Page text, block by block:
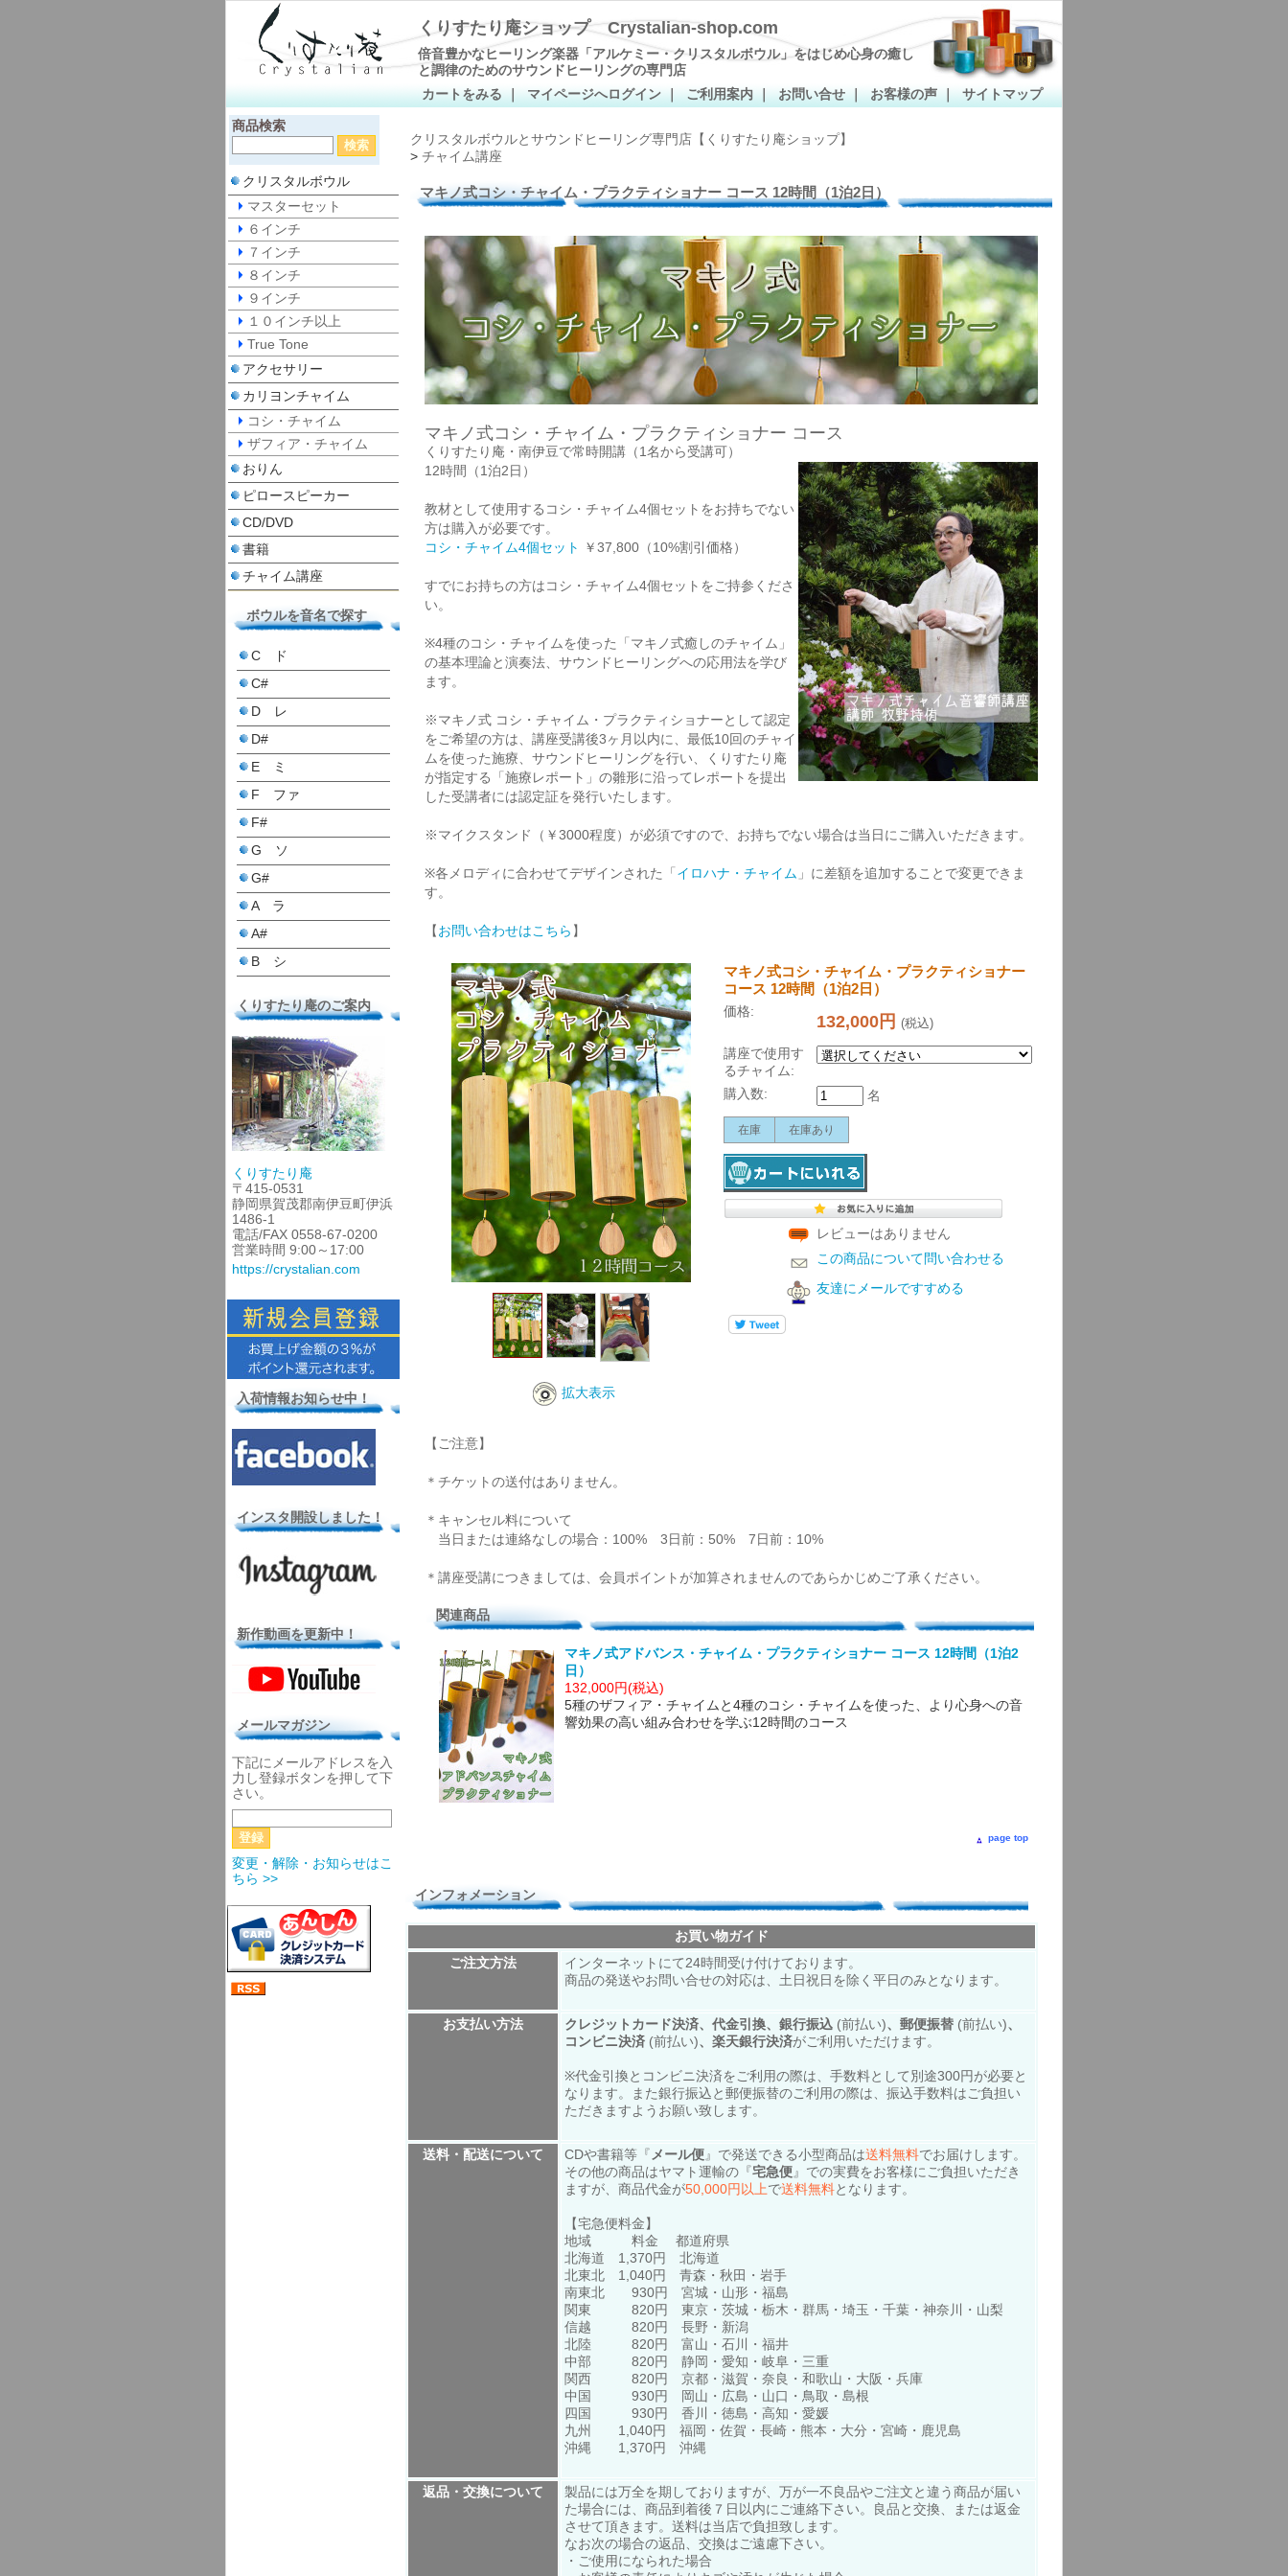
くりすたり庵ショップ Crystalian-shop.com
倍音豊かなヒーリング楽器「アルケミー・クリスタルボウル」をはじめ心身の癒し
と調律のためのサウンドヒーリングの専門店
カートをみる
マイページへログイン ご利用案内 お問い合せ お客様の声 サイトマップ
商品検索
クリスタルボウル
マスターセット
６インチ
７インチ
８インチ
９インチ
１０インチ以上
True Tone
アクセサリー
カリヨンチャイム
コシ・チャイム
ザフィア・チャイム
おりん
ピロースピーカー
CD/DVD
書籍
チャイム講座
ボウルを音名で探す
C ド
C#
D レ
D#
E ミ
F ファ
F#
G ソ
G#
A ラ
A#
B シ
くりすたり庵のご案内
くりすたり庵
〒415-0531
静岡県賀茂郡南伊豆町伊浜
1486-1
電話/FAX 0558-67-0200
営業時間 9:00～17:00
https://crystalian.com
入荷情報お知らせ中！
インスタ開設しました！
新作動画を更新中！
メールマガジン
下記にメールアドレスを入
力し登録ボタンを押して下
さい。
変更・解除・お知らせはこ
ちら >>
クリスタルボウルとサウンドヒーリング専門店【くりすたり庵ショップ】
> チャイム講座
マキノ式コシ・チャイム・プラクティショナー コース 12時間（1泊2日）
マキノ式コシ・チャイム・プラクティショナー コース
くりすたり庵・南伊豆で常時開講（1名から受講可）
12時間（1泊2日）
教材として使用するコシ・チャイム4個セットをお持ちでない
方は購入が必要です。
コシ・チャイム4個セット
￥37,800（10%割引価格）
すでにお持ちの方はコシ・チャイム4個セットをご持参くださ
い。
※4種のコシ・チャイムを使った「マキノ式癒しのチャイム」
の基本理論と演奏法、サウンドヒーリングへの応用法を学び
ます。
※マキノ式 コシ・チャイム・プラクティショナーとして認定
をご希望の方は、講座受講後3ヶ月以内に、最低10回のチャイ
ムを使った施療、サウンドヒーリングを行い、くりすたり庵
が指定する「施療レポート」の雛形に沿ってレポートを提出
した受講者には認定証を発行いたします。
※マイクスタンド（￥3000程度）が必須ですので、お持ちでない場合は当日にご購入いただきます。
※各メロディに合わせてデザインされた「 イロハナ・チャイム 」に差額を追加することで変更できま
す。
【 お問い合わせはこちら 】
拡大表示
マキノ式コシ・チャイム・プラクティショナー
コース 12時間（1泊2日）
価格:
132,000円 (税込)
講座で使用す
るチャイム:
購入数:
名
在庫 在庫あり
レビューはありません
この商品について問い合わせる
友達にメールですすめる
【ご注意】
＊チケットの送付はありません。
＊キャンセル料について
当日または連絡なしの場合：100% 3日前：50% 7日前：10%
＊講座受講につきましては、会員ポイントが加算されませんのであらかじめご了承ください。
関連商品
マキノ式アドバンス・チャイム・プラクティショナー コース 12時間（1泊2
日）
132,000円(税込)
5種のザフィア・チャイムと4種のコシ・チャイムを使った、より心身への音
響効果の高い組み合わせを学ぶ12時間のコース
page top
インフォメーション
お買い物ガイド
ご注文方法
インターネットにて24時間受け付けております。
商品の発送やお問い合せの対応は、土日祝日を除く平日のみとなります。
お支払い方法 クレジットカード決済、代金引換、銀行振込 (前払い)、郵便振替 (前払い)、
コンビニ決済 (前払い)、楽天銀行決済がご利用いただけます。
※代金引換とコンビニ決済をご利用の際は、手数料として別途300円が必要と
なります。また銀行振込と郵便振替のご利用の際は、振込手数料はご負担い
ただきますようお願い致します。
送料・配送について CDや書籍等『 メール便』で発送できる小型商品は送料無料でお届けします。
その他の商品はヤマト運輸の『宅急便』での実費をお客様にご負担いただき
ますが、商品代金が50,000円以上で送料無料となります。
【宅急便料金】
地域 料金 都道府県
北海道 1,370円 北海道
北東北 1,040円 青森・秋田・岩手
南東北 930円 宮城・山形・福島
関東 820円 東京・茨城・栃木・群馬・埼玉・千葉・神奈川・山梨
信越 820円 長野・新潟
北陸 820円 富山・石川・福井
中部 820円 静岡・愛知・岐阜・三重
関西 820円 京都・滋賀・奈良・和歌山・大阪・兵庫
中国 930円 岡山・広島・山口・鳥取・島根
四国 930円 香川・徳島・高知・愛媛
九州 1,040円 福岡・佐賀・長崎・熊本・大分・宮崎・鹿児島
沖縄 1,370円 沖縄
返品・交換について
製品には万全を期しておりますが、万が一不良品やご注文と違う商品が届い
た場合には、商品到着後７日以内にご連絡下さい。良品と交換、または返金
させて頂きます。送料は当店で負担致します。
なお次の場合の返品、交換はご遠慮下さい。
・ご使用になられた場合